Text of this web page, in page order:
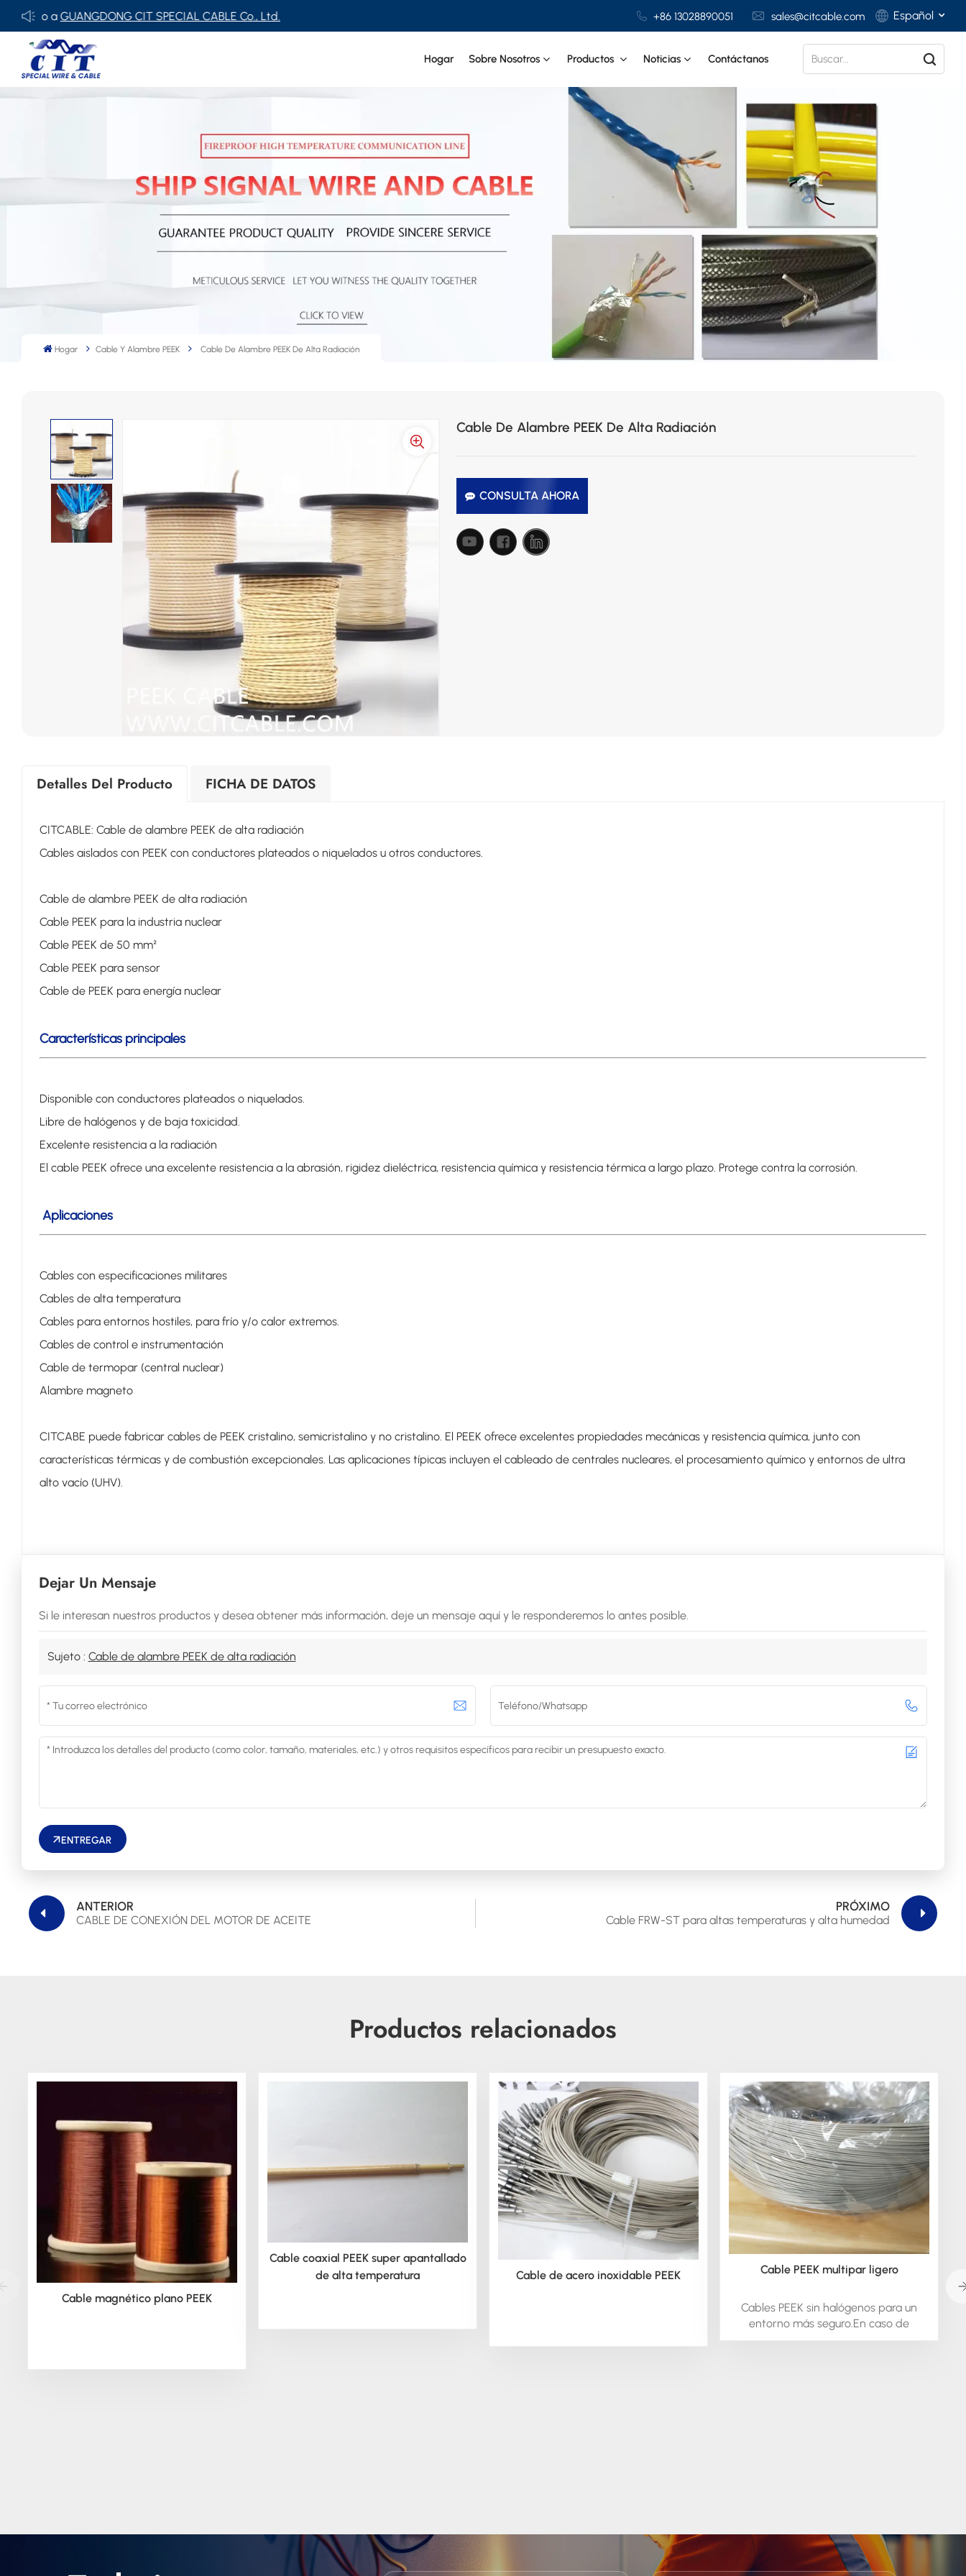
CIT SPECIAL CABLE Co., Ltd. +86 13028890051 sales@citcable.com Español
Deutsch
Italiano
Español
Hogar Sobre Nosotros Productos Noticias Contáctanos
Hogar Cable Y Alambre PEEK Cable De Alambre PEEK De Alta Radiación
Cable De Alambre PEEK De Alta Radiación
CONSULTA AHORA
Detalles Del Producto FICHA DE DATOS
CITCABLE: Cable de alambre PEEK de alta radiación
Cables aislados con PEEK con conductores plateados o niquelados u otros conductores.
Cable de alambre PEEK de alta radiación
Cable PEEK para la industria nuclear
Cable PEEK de 50 mm²
Cable PEEK para sensor
Cable de PEEK para energía nuclear
Características principales
Disponible con conductores plateados o niquelados.
Libre de halógenos y de baja toxicidad.
Excelente resistencia a la radiación
El cable PEEK ofrece una excelente resistencia a la abrasión, rigidez dieléctrica, resistencia química y resistencia térmica a largo plazo. Protege contra la corrosión.
Aplicaciones
Cables con especificaciones militares
Cables de alta temperatura
Cables para entornos hostiles, para frío y/o calor extremos.
Cables de control e instrumentación
Cable de termopar (central nuclear)
Alambre magneto
CITCABE puede fabricar cables de PEEK cristalino, semicristalino y no cristalino. El PEEK ofrece excelentes propiedades mecánicas y resistencia química, junto con
características térmicas y de combustión excepcionales. Las aplicaciones típicas incluyen el cableado de centrales nucleares, el procesamiento químico y entornos de ultra
alto vacío (UHV).
Dejar Un Mensaje
Si le interesan nuestros productos y desea obtener más información, deje un mensaje aquí y le responderemos lo antes posible.
Sujeto : Cable de alambre PEEK de alta radiación
ENTREGAR
ANTERIOR
CABLE DE CONEXIÓN DEL MOTOR DE ACEITE
PRÓXIMO
Cable FRW-ST para altas temperaturas y alta humedad
Productos relacionados
Cable magnético plano PEEK
Cable coaxial PEEK super apantallado
de alta temperatura
Cable de acero inoxidable PEEK Cable PEEK multipar ligero
Cables PEEK sin halógenos para un
entorno más seguro.En caso de
incendio, el uso de cables libres de